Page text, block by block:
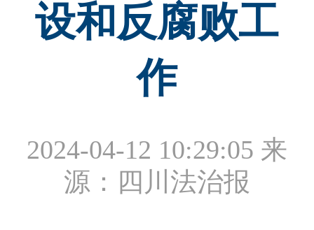
设和反腐败工
作
2024-04-12 10:29:05 来
源：四川法治报